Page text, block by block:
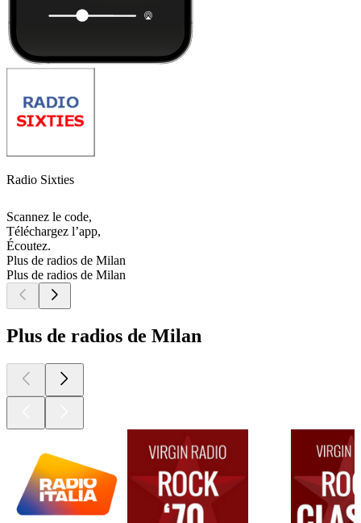
Radio Sixties
Scannez le code,
Téléchargez l’app,
Écoutez.
Plus de radios de Milan
Plus de radios de Milan
Plus de radios de Milan